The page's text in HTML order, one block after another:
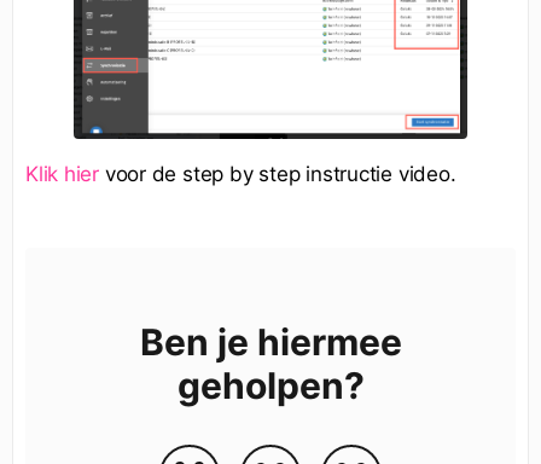
Klik hier voor de step by step instructie video.
Ben je hiermee
geholpen?